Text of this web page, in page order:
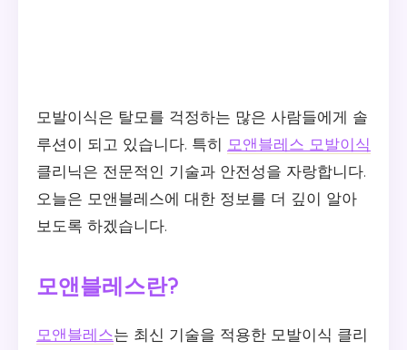
모발이식은 탈모를 걱정하는 많은 사람들에게 솔
루션이 되고 있습니다. 특히 모앤블레스 모발이식
클리닉은 전문적인 기술과 안전성을 자랑합니다.
오늘은 모앤블레스에 대한 정보를 더 깊이 알아
보도록 하겠습니다.
모앤블레스란?
모앤블레스는 최신 기술을 적용한 모발이식 클리